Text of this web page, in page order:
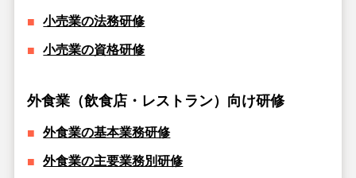
小売業の法務研修
小売業の資格研修
外食業（飲食店・レストラン）向け研修
外食業の基本業務研修
外食業の主要業務別研修